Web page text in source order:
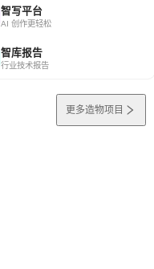
智写平台
AI 创作更轻松
智库报告
行业技术报告
更多造物项目